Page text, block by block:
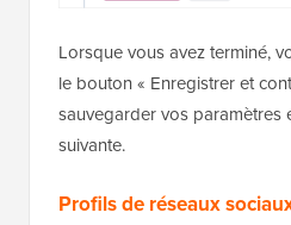
Lorsque vous avez terminé,
le bouton « Enregistrer et
sauvegarder vos paramètres
suivante.
Profils de réseaux